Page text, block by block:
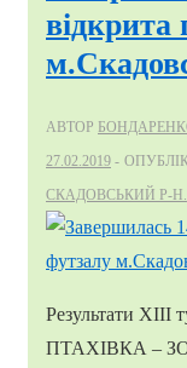
відкрита
АВТОР
27.02.2019
СКАДОВСЬКИЙ Р-Н.
Результати
ПТАХІВКА –